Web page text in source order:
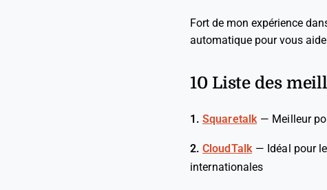
Fort de mon expérience
automatique pour vous
10 Liste des
1. Squaretalk — Meilleur
2. CloudTalk — Idéal pour
internationales